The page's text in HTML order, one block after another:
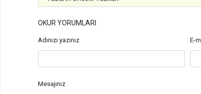
OKUR YORUMLARI
Adınızı yazınız E-
Mesajınız